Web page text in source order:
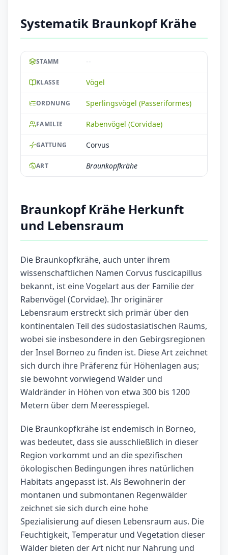
Systematik Braunkopf Krähe
STAMM --
KLASSE Vögel
ORDNUNG Sperlingsvögel (Passeriformes)
FAMILIE Rabenvögel (Corvidae)
GATTUNG Corvus
ART Braunkopfkrähe
Braunkopf Krähe Herkunft
und Lebensraum
Die Braunkopfkrähe, auch unter ihrem
wissenschaftlichen Namen Corvus fuscicapillus
bekannt, ist eine Vogelart aus der Familie der
Rabenvögel (Corvidae). Ihr originärer
Lebensraum erstreckt sich primär über den
kontinentalen Teil des südostasiatischen Raums,
wobei sie insbesondere in den Gebirgsregionen
der Insel Borneo zu finden ist. Diese Art zeichnet
sich durch ihre Präferenz für Höhenlagen aus;
sie bewohnt vorwiegend Wälder und
Waldränder in Höhen von etwa 300 bis 1200
Metern über dem Meeresspiegel.
Die Braunkopfkrähe ist endemisch in Borneo,
was bedeutet, dass sie ausschließlich in dieser
Region vorkommt und an die spezifischen
ökologischen Bedingungen ihres natürlichen
Habitats angepasst ist. Als Bewohnerin der
montanen und submontanen Regenwälder
zeichnet sie sich durch eine hohe
Spezialisierung auf diesen Lebensraum aus. Die
Feuchtigkeit, Temperatur und Vegetation dieser
Wälder bieten der Art nicht nur Nahrung und